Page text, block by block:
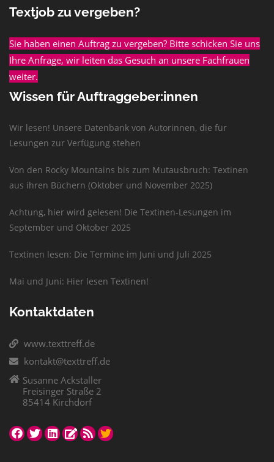
Textjob zu vergeben?
Sie haben einen Auftrag zu vergeben? Bitte schicken Sie uns
Ihre Anfrage, wir leiten das Gesuch an unsere Fachfrauen
weiter.
Wissen für Auftraggeber:innen
Wir lesen! Unsere Datenbank von Autorinnen, die für
Lesungen zur Verfügung stehen
Von den Rocky Mountains bis zum Mutausbruch: Textinen
aus ihren Büchern (Oktober und November 2025)
Achtung, hier wird gelesen! Die Textinen-Lesungen im
September und Oktober 2025
Textinen lesen: Die Termine im Juni und Juli 2025
Mai und Juni: Hier lesen Textinen!
Kontaktdaten
www.texttreff.de
kontakt@texttreff.de
Susanne Ackstaller
Freisinger Straße 2
85414 Kirchdorf